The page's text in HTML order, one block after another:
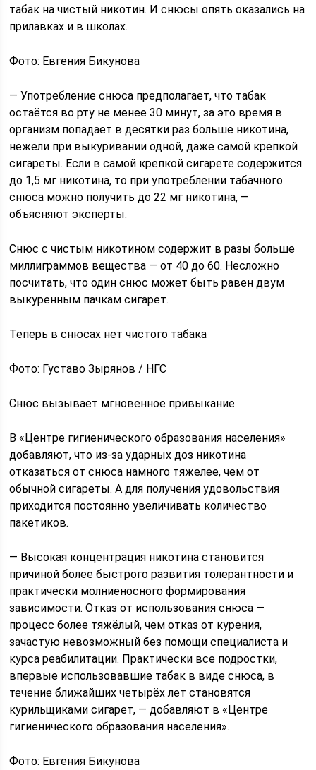
табак на чистый никотин. И снюсы опять оказались на
прилавках и в школах.
Фото: Евгения Бикунова
— Употребление снюса предполагает, что табак
остаётся во рту не менее 30 минут, за это время в
организм попадает в десятки раз больше никотина,
нежели при выкуривании одной, даже самой крепкой
сигареты. Если в самой крепкой сигарете содержится
до 1,5 мг никотина, то при употреблении табачного
снюса можно получить до 22 мг никотина, —
объясняют эксперты.
Снюс с чистым никотином содержит в разы больше
миллиграммов вещества — от 40 до 60. Несложно
посчитать, что один снюс может быть равен двум
выкуренным пачкам сигарет.
Теперь в снюсах нет чистого табака
Фото: Густаво Зырянов / НГС
Снюс вызывает мгновенное привыкание
В «Центре гигиенического образования населения»
добавляют, что из-за ударных доз никотина
отказаться от снюса намного тяжелее, чем от
обычной сигареты. А для получения удовольствия
приходится постоянно увеличивать количество
пакетиков.
— Высокая концентрация никотина становится
причиной более быстрого развития толерантности и
практически молниеносного формирования
зависимости. Отказ от использования снюса —
процесс более тяжёлый, чем отказ от курения,
зачастую невозможный без помощи специалиста и
курса реабилитации. Практически все подростки,
впервые использовавшие табак в виде снюса, в
течение ближайших четырёх лет становятся
курильщиками сигарет, — добавляют в «Центре
гигиенического образования населения».
Фото: Евгения Бикунова